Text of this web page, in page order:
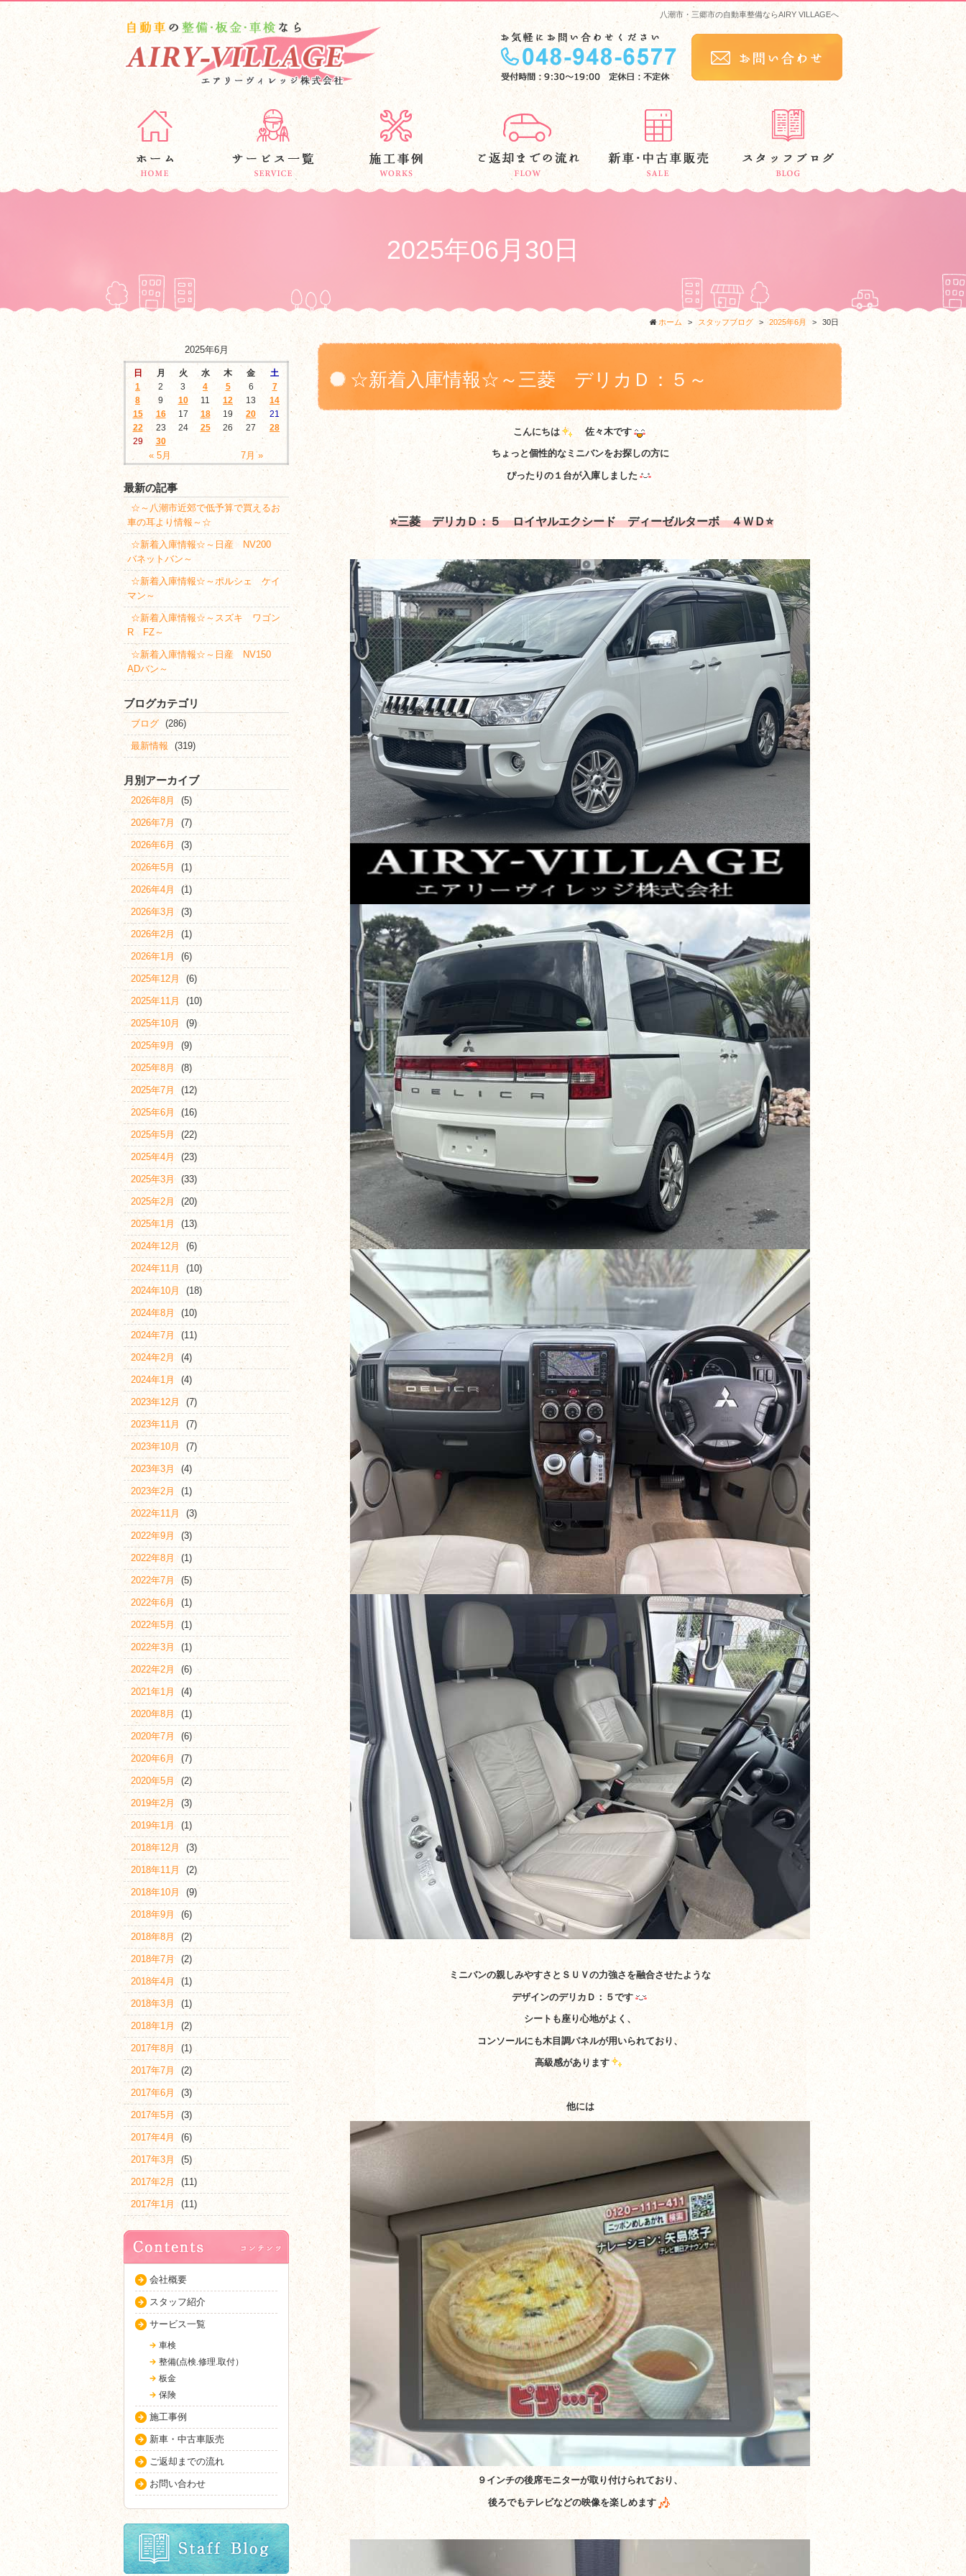
八潮市・三郷市の自動車整備ならAIRY VILLAGEへ
2025年06月30日
ホーム > スタッフブログ > 2025年6月 > 30日
☆新着入庫情報☆～三菱 デリカＤ：５～
こんにちは 佐々木です
ちょっと個性的なミニバンをお探しの方に
ぴったりの１台が入庫しました
⭐三菱 デリカＤ：５ ロイヤルエクシード ディーゼルターボ ４ＷＤ⭐
ミニバンの親しみやすさとＳＵＶの力強さを融合させたような
デザインのデリカＤ：５です
シートも座り心地がよく、
コンソールにも木目調パネルが用いられており、
高級感があります
他には
９インチの後席モニターが取り付けられており、
後ろでもテレビなどの映像を楽しめます
2025年6月
日 月 火 水 木 金 土
« 5月 7月 »
1 2 3 4 5 6
7
8
9 10 11 12 13
14
15
16 17 18 19 20
21
22
23 24 25 26 27
28
29
30
最新の記事
☆～八潮市近郊で低予算で買えるお
車の耳より情報～☆
☆新着入庫情報☆～日産 NV200
バネットバン～
☆新着入庫情報☆～ポルシェ ケイ
マン～
☆新着入庫情報☆～スズキ ワゴン
R FZ～
☆新着入庫情報☆～日産 NV150
ADバン～
ブログカテゴリ
ブログ (286)
最新情報 (319)
月別アーカイブ
2026年8月 (5)
2026年7月 (7)
2026年6月 (3)
2026年5月 (1)
2026年4月 (1)
2026年3月 (3)
2026年2月 (1)
2026年1月 (6)
2025年12月 (6)
2025年11月 (10)
2025年10月 (9)
2025年9月 (9)
2025年8月 (8)
2025年7月 (12)
2025年6月 (16)
2025年5月 (22)
2025年4月 (23)
2025年3月 (33)
2025年2月 (20)
2025年1月 (13)
2024年12月 (6)
2024年11月 (10)
2024年10月 (18)
2024年8月 (10)
2024年7月 (11)
2024年2月 (4)
2024年1月 (4)
2023年12月 (7)
2023年11月 (7)
2023年10月 (7)
2023年3月 (4)
2023年2月 (1)
2022年11月 (3)
2022年9月 (3)
2022年8月 (1)
2022年7月 (5)
2022年6月 (1)
2022年5月 (1)
2022年3月 (1)
2022年2月 (6)
2021年1月 (4)
2020年8月 (1)
2020年7月 (6)
2020年6月 (7)
2020年5月 (2)
2019年2月 (3)
2019年1月 (1)
2018年12月 (3)
2018年11月 (2)
2018年10月 (9)
2018年9月 (6)
2018年8月 (2)
2018年7月 (2)
2018年4月 (1)
2018年3月 (1)
2018年1月 (2)
2017年8月 (1)
2017年7月 (2)
2017年6月 (3)
2017年5月 (3)
2017年4月 (6)
2017年3月 (5)
2017年2月 (11)
2017年1月 (11)
会社概要
スタッフ紹介
サービス一覧
車検
整備(点検.修理.取付）
板金
保険
施工事例
新車・中古車販売
ご返却までの流れ
お問い合わせ